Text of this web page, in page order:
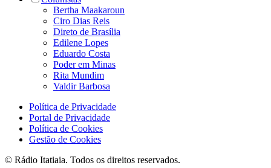
Bertha Maakaroun
Ciro Dias Reis
Direto de Brasília
Edilene Lopes
Eduardo Costa
Poder em Minas
Rita Mundim
Valdir Barbosa
Política de Privacidade
Portal de Privacidade
Política de Cookies
Gestão de Cookies
© Rádio Itatiaia. Todos os direitos reservados.